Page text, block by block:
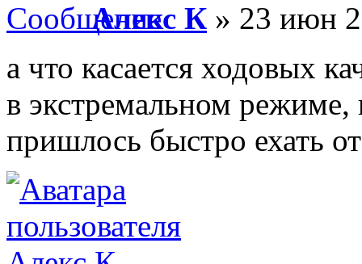
Алекс К » 23 июн
а что касается ходовых
в экстремальном режиме,
пришлось быстро ехать